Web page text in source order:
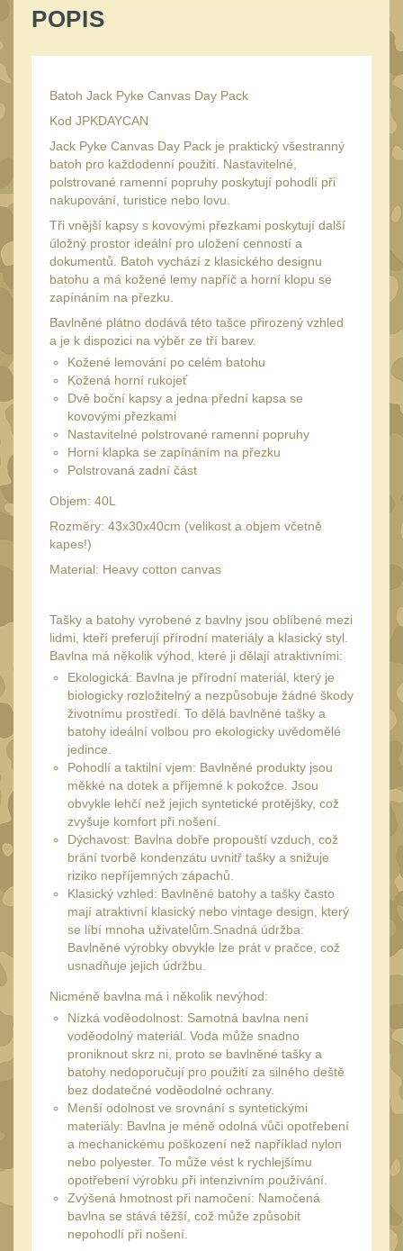
Peněženky
vycpávky 10
Karabiny a přezky
Kroužky, šňůrky,
koncovky25
Nášivky
Samonavíjecí držáky1
Zámky
Nepromokavý potahy a
vaky18
Adaptéry
Taktická pera5
Láhve 16
Lékárničky
Na přežití26
Ostatní 44
MONTÁŽE PRO OPTIKU
Boční montáže
Montáže pro optiku179
1" Picatinny
1" Dovetail 13
30mm Picatinny
30mm Dovetail14
34mm 31
Montáže pre kolimátory
Ostatní 13
Montáže na hlaveň3
Montáže pro svítilny
Předpažbí
Pre AK11
Pre M4/AR1529
Ostatní
Pažby 51
Raily, lišty, krytky 66
Přední rukojeti50
Zadní rukojeti20
Mechanická mířidla
POPIS
Batoh Jack Pyke Canvas Day Pack
Kod JPKDAYCAN
Jack Pyke Canvas Day Pack je praktický všestranný
batoh pro každodenní použití. Nastavitelné,
polstrované ramenní popruhy poskytují pohodlí při
nakupování, turistice nebo lovu.
Tři vnější kapsy s kovovými přezkami poskytují další
úložný prostor ideální pro uložení cenností a
dokumentů. Batoh vychází z klasického designu
batohu a má kožené lemy napříč a horní klopu se
zapínáním na přezku.
Bavlněné plátno dodává této tašce přirozený vzhled
a je k dispozici na výběr ze tří barev.
Kožené lemování po celém batohu
Kožená horní rukojeť
Dvě boční kapsy a jedna přední kapsa se
kovovými přezkami
Nastavitelné polstrované ramenní popruhy
Horní klapka se zapínáním na přezku
Polstrovaná zadní část
Objem: 40L
Rozměry: 43x30x40cm (velikost a objem včetně
kapes!)
Material: Heavy cotton canvas
Tašky a batohy vyrobené z bavlny jsou oblíbené mezi
lidmi, kteří preferují přírodní materiály a klasický styl.
Bavlna má několik výhod, které ji dělají atraktivními:
Ekologická: Bavlna je přírodní materiál, který je
biologicky rozložitelný a nezpůsobuje žádné škody
životnímu prostředí. To dělá bavlněné tašky a
batohy ideální volbou pro ekologicky uvědomělé
jedince.
Pohodlí a taktilní vjem: Bavlněné produkty jsou
měkké na dotek a příjemné k pokožce. Jsou
obvykle lehčí než jejich syntetické protějšky, což
zvyšuje komfort při nošení.
Dýchavost: Bavlna dobře propouští vzduch, což
brání tvorbě kondenzátu uvnitř tašky a snižuje
riziko nepříjemných zápachů.
Klasický vzhled: Bavlněné batohy a tašky často
mají atraktivní klasický nebo vintage design, který
se líbí mnoha uživatelům.Snadná údržba:
Bavlněné výrobky obvykle lze prát v pračce, což
usnadňuje jejich údržbu.
Nicméně bavlna má i několik nevýhod:
Nízká voděodolnost: Samotná bavlna není
voděodolný materiál. Voda může snadno
proniknout skrz ni, proto se bavlněné tašky a
batohy nedoporučují pro použití za silného deště
bez dodatečné voděodolné ochrany.
Menší odolnost ve srovnání s syntetickými
materiály: Bavlna je méně odolná vůči opotřebení
a mechanickému poškození než například nylon
nebo polyester. To může vést k rychlejšímu
opotřebení výrobku při intenzivním používání.
Zvýšená hmotnost při namočení: Namočená
bavlna se stává těžší, což může způsobit
nepohodlí při nošení.